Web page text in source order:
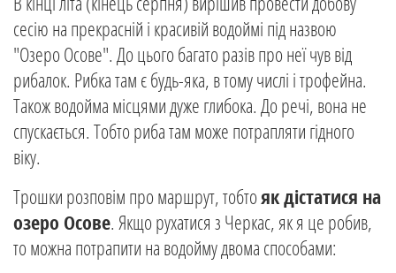
сесію на прекрасній і красивій водоймі під назвою
"Озеро Осове". До цього багато разів про неї чув від
рибалок. Рибка там є будь-яка, в тому числі і трофейна.
Також водойма місцями дуже глибока. До речі, вона не
спускається. Тобто риба там може потрапляти гідного
віку.
Трошки розповім про маршрут, тобтояк дістатися на
озеро Осове. Якщо рухатися з Черкас, як я це робив,
то можна потрапити на водойму двома способами: